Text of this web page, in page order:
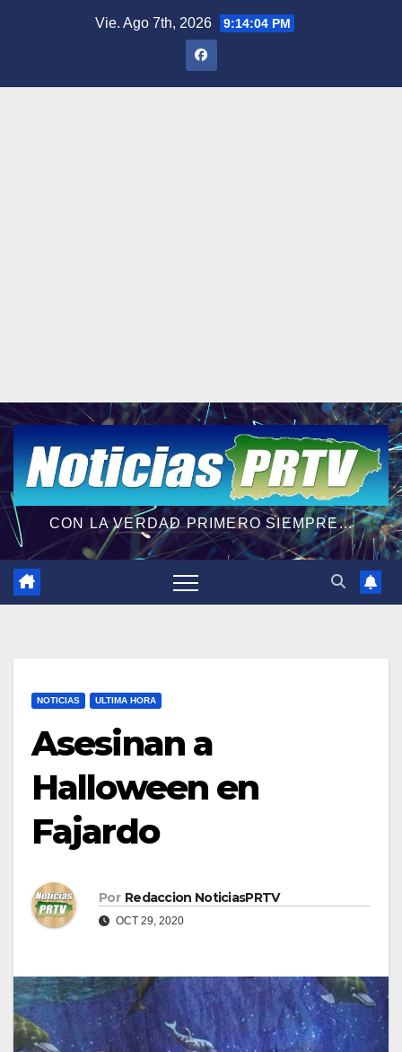
Vie. Ago 7th, 2026 9:14:05 PM
CON LA VERDAD PRIMERO SIEMPRE...
NOTICIAS ULTIMA HORA
Asesinan a
Halloween en
Fajardo
Por Redaccion NoticiasPRTV
OCT 29, 2020